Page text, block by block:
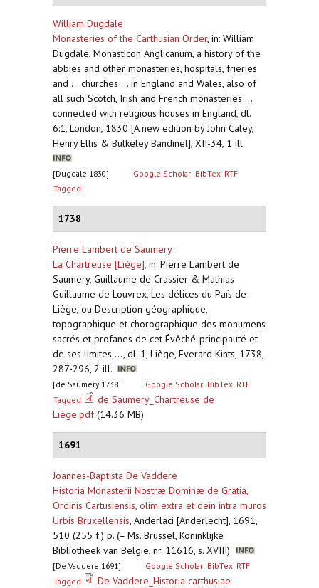
William Dugdale
Monasteries of the Carthusian Order, in: William
Dugdale, Monasticon Anglicanum, a history of the
abbies and other monasteries, hospitals, frieries
and ... churches ... in England and Wales, also of
all such Scotch, Irish and French monasteries ...
connected with religious houses in England, dl.
6:1, London, 1830 [A new edition by John Caley,
Henry Ellis & Bulkeley Bandinel], XII-34, 1 ill.
[Dugdale 1830] Google Scholar BibTex RTF
Tagged
1738
Pierre Lambert de Saumery
La Chartreuse [Liège], in: Pierre Lambert de
Saumery, Guillaume de Crassier & Mathias
Guillaume de Louvrex, Les délices du Païs de
Liège, ou Description géographique,
topographique et chorographique des monumens
sacrés et profanes de cet Évêché-principauté et
de ses limites ..., dl. 1, Liège, Everard Kints, 1738,
287-296, 2 ill.
[de Saumery 1738] Google Scholar BibTex RTF
Tagged
de Saumery_Chartreuse de
Liège.pdf(14.36 MB)
1691
Joannes-Baptista De Vaddere
Historia Monasterii Nostræ Dominæ de Gratia,
Ordinis Cartusiensis, olim extra et dein intra muros
Urbis Bruxellensis, Anderlaci [Anderlecht], 1691,
510 (255 f.) p. (= Ms. Brussel, Koninklijke
Bibliotheek van België, nr. 11616, s. XVIII)
[De Vaddere 1691] Google Scholar BibTex RTF
Tagged
De Vaddere_Historia carthusiae